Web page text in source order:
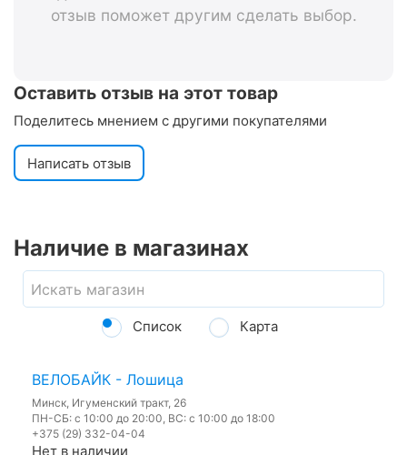
отзыв поможет другим сделать выбор.
Оставить отзыв на этот товар
Поделитесь мнением с другими покупателями
Написать отзыв
Наличие в магазинах
Список Карта
ВЕЛОБАЙК - Лошица
Минск, Игуменский тракт, 26
ПН-СБ: с 10:00 до 20:00, ВС: с 10:00 до 18:00
+375 (29) 332-04-04
Нет в наличии